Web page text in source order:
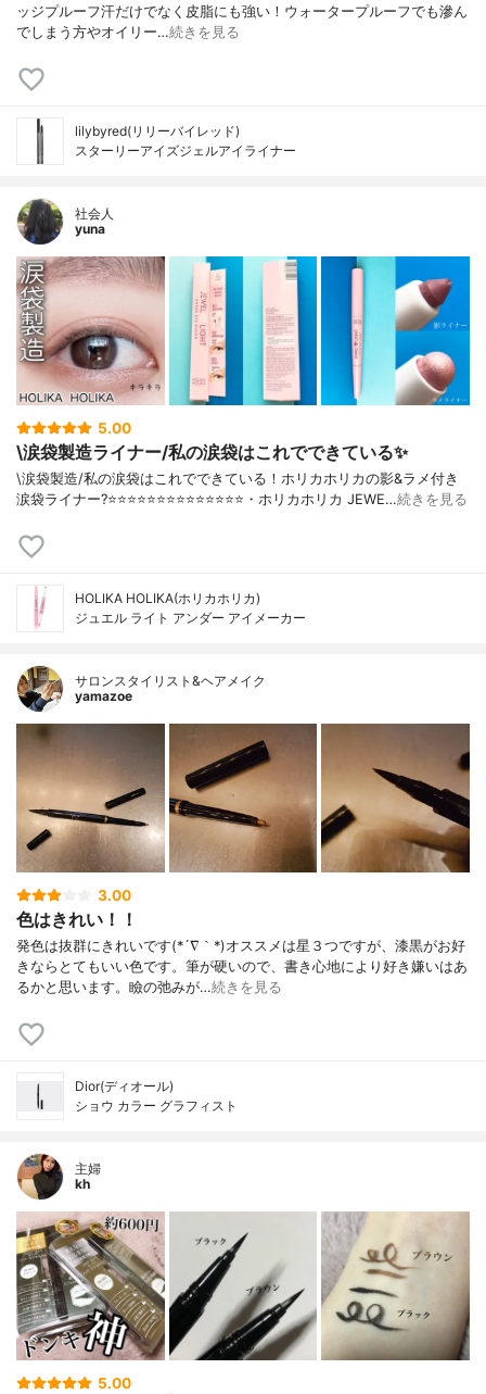
ッジプルーフ汗だけでなく皮脂にも強い！ウォータープルーフでも滲ん
でしまう方やオイリー…続きを見る
lilybyred(リリーバイレッド)
スターリーアイズジェルアイライナー
社会人
yuna
5.00
\涙袋製造ライナー/私の涙袋はこれでできている✨
\涙袋製造/私の涙袋はこれでできている！ホリカホリカの影&ラメ付き
涙袋ライナー?⭐️⭐️⭐️⭐️⭐️⭐️⭐️⭐️⭐️⭐️⭐️⭐️⭐️⭐️・ホリカホリカ JEWE…続きを見る
HOLIKA HOLIKA(ホリカホリカ)
ジュエル ライト アンダー アイメーカー
サロンスタイリスト&ヘアメイク
yamazoe
3.00
色はきれい！！
発色は抜群にきれいです(*´∇｀*)オススメは星３つですが、漆黒がお好
きならとてもいい色です。筆が硬いので、書き心地により好き嫌いはあ
るかと思います。瞼の弛みが…続きを見る
Dior(ディオール)
ショウ カラー グラフィスト
主婦
kh
5.00